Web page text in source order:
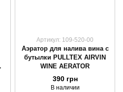
Артикул: 109-520-00
Аэратор для налива вина с
бутылки PULLTEX AIRVIN
WINE AERATOR
390 грн
В наличии